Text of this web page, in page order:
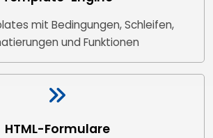
mit Bedingungen, Schleifen,
und Funktionen
HTML-Formulare